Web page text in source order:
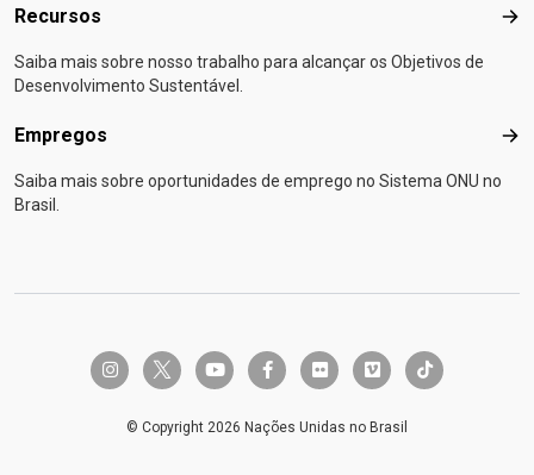
Recursos
Saiba mais sobre nosso trabalho para alcançar os Objetivos de
Desenvolvimento Sustentável.
Empregos
Saiba mais sobre oportunidades de emprego no Sistema ONU no
Brasil.
instagramtwitter-x youtube facebook-fflickr vimeo tiktok
© Copyright 2026 Nações Unidas no Brasil